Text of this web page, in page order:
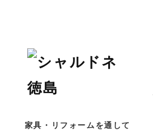
家具・リフォームを通して